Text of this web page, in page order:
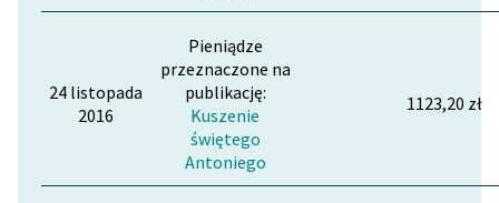
24 listopada
2016
Pieniądze
przeznaczone na
publikację:
Kuszenie
świętego
Antoniego
1123,20 zł